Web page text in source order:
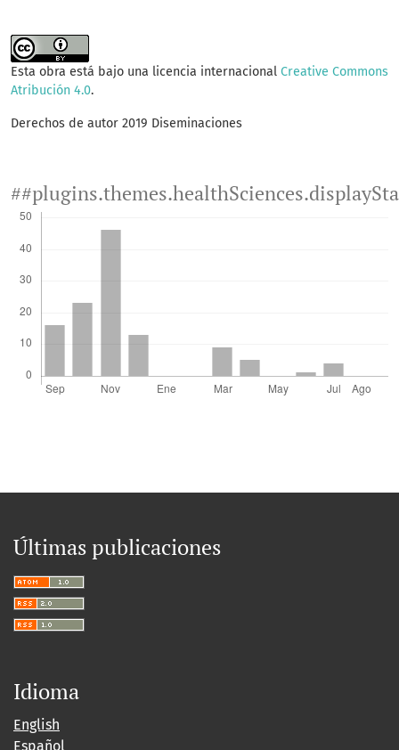
Esta obra está bajo una licencia internacional Creative Commons
Atribución 4.0.
Derechos de autor 2019 Diseminaciones
Últimas publicaciones
Idioma
English
Español